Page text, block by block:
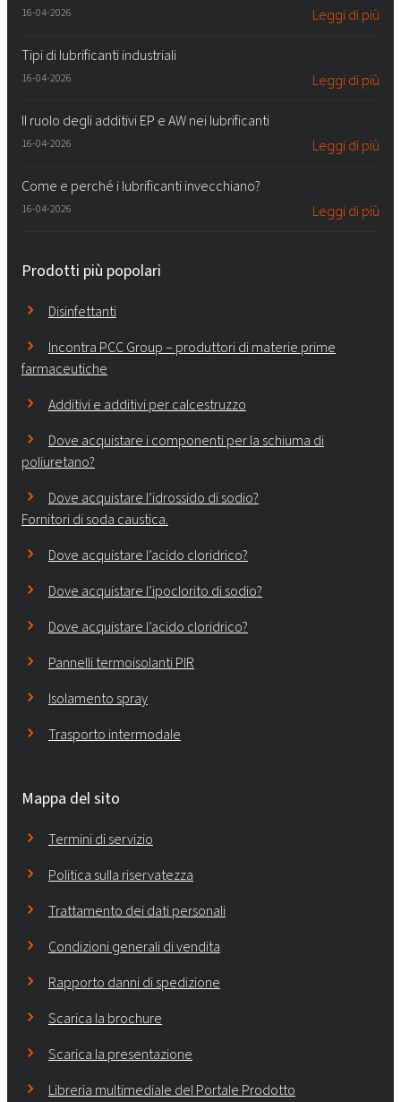
16-04-2026 Leggi di più
Tipi di lubrificanti industriali
16-04-2026 Leggi di più
Il ruolo degli additivi EP e AW nei lubrificanti
16-04-2026 Leggi di più
Come e perché i lubrificanti invecchiano?
16-04-2026 Leggi di più
Prodotti più popolari
Disinfettanti
Incontra PCC Group – produttori di materie prime
farmaceutiche
Additivi e additivi per calcestruzzo
Dove acquistare i componenti per la schiuma di
poliuretano?
Dove acquistare l’idrossido di sodio?
Fornitori di soda caustica.
Dove acquistare l’acido cloridrico?
Dove acquistare l’ipoclorito di sodio?
Dove acquistare l’acido cloridrico?
Pannelli termoisolanti PIR
Isolamento spray
Trasporto intermodale
Mappa del sito
Termini di servizio
Politica sulla riservatezza
Trattamento dei dati personali
Condizioni generali di vendita
Rapporto danni di spedizione
Scarica la brochure
Scarica la presentazione
Libreria multimediale del Portale Prodotto